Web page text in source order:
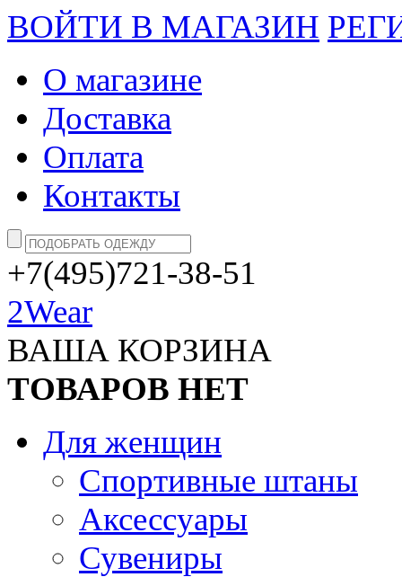
ВОЙТИ В МАГАЗИН
О магазине
Доставка
Оплата
Контакты
+7(495)721-38-51
2Wear
ВАША КОРЗИНА
ТОВАРОВ НЕТ
Для женщин
Спортивные штаны
Аксессуары
Сувениры